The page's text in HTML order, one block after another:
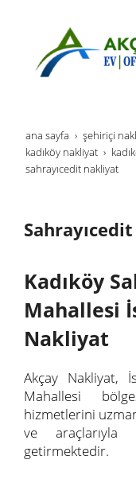
ana sayfa şehi̇ri̇çi̇
kadıköy nakliyat
sahrayıcedit nakliyat
Kadıköy
Mahallesi
Nakliyat
Akçay Nakliyat,
Mahallesi
hizmetlerini
ve
getirmektedir.